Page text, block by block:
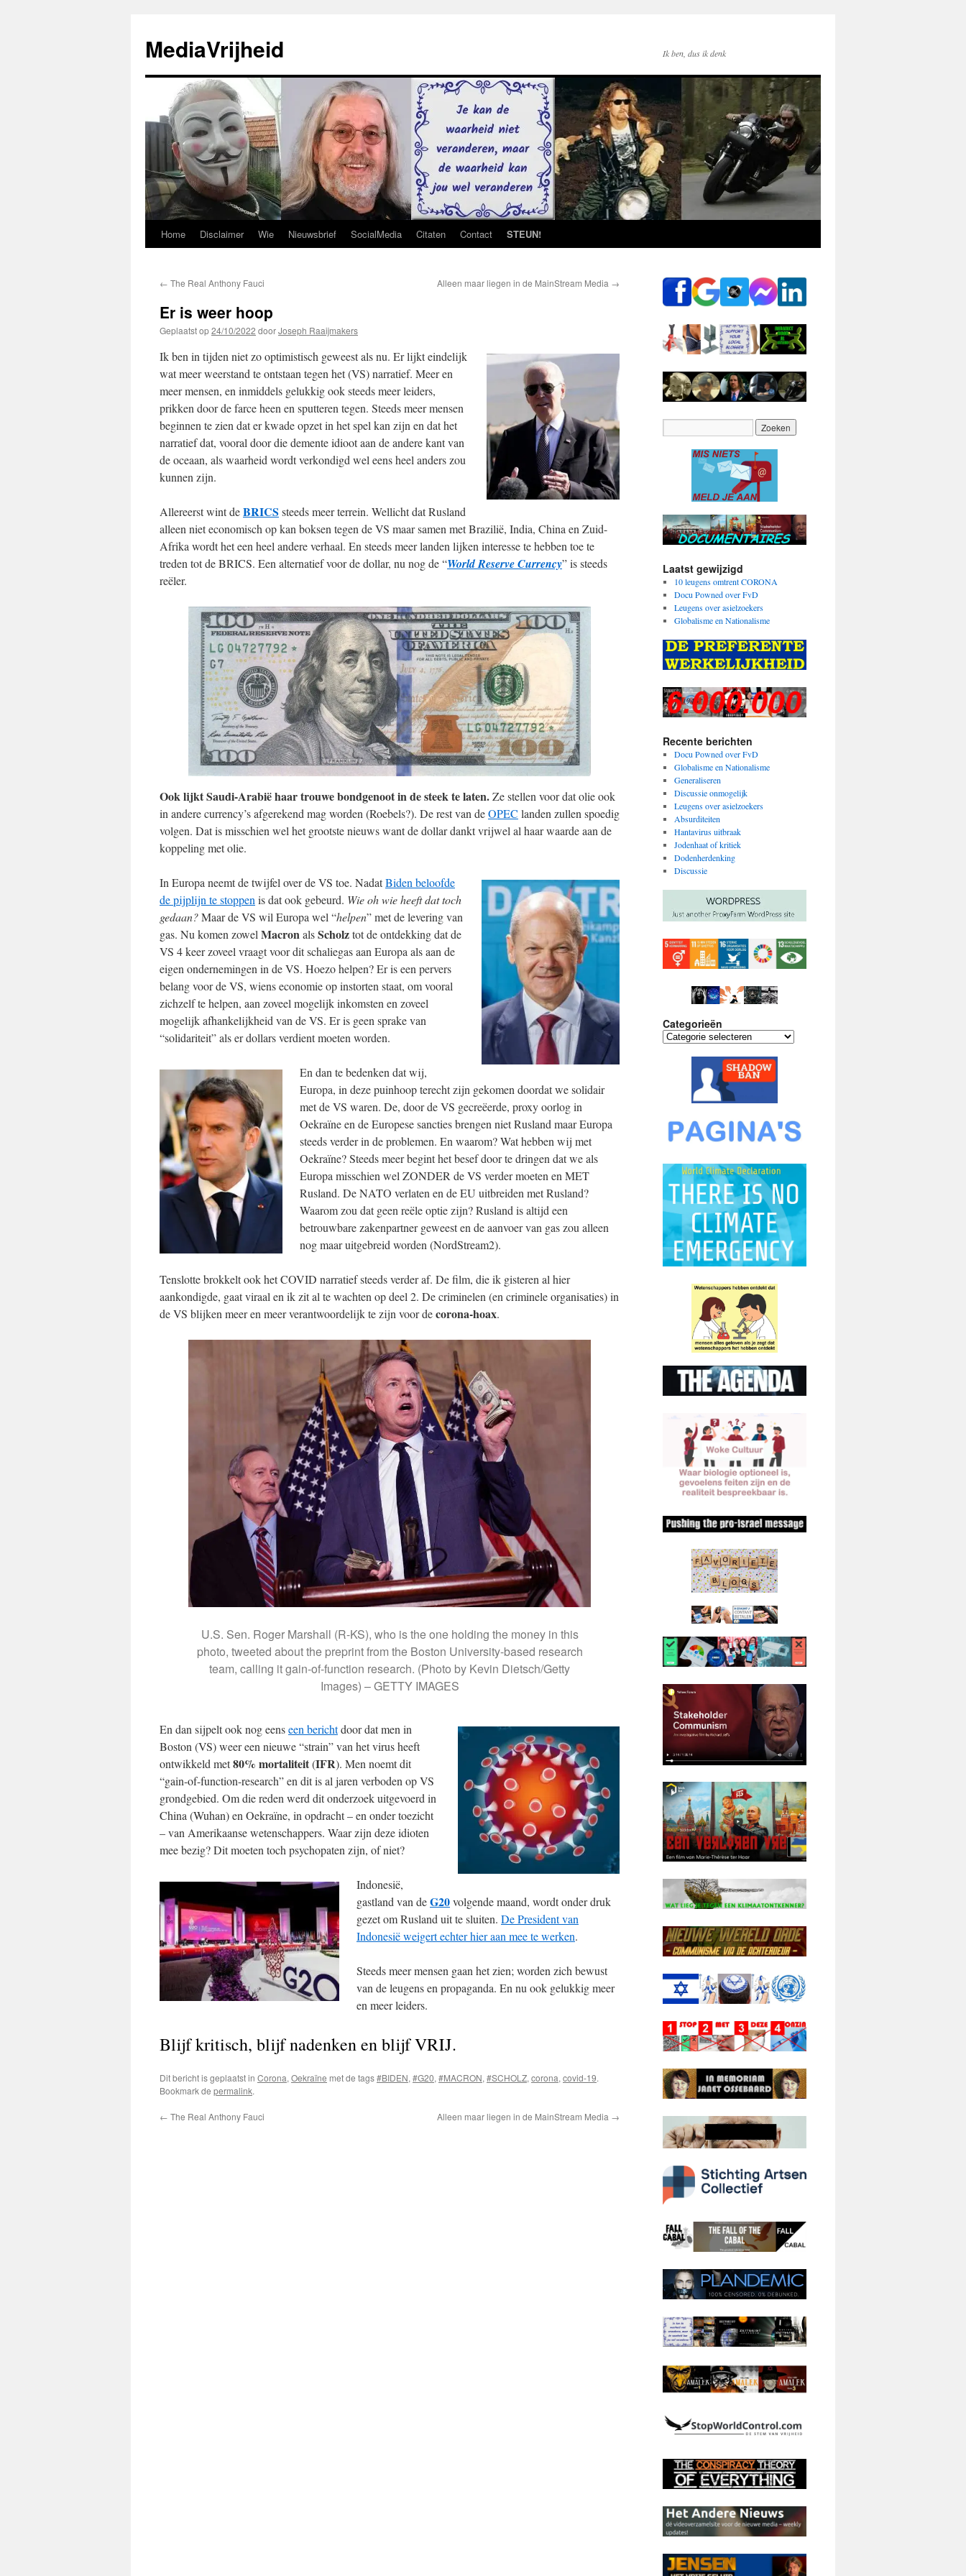
de
inhoud
MediaVrijheid Ik ben, dus ik denk
Home Disclaimer Wie Nieuwsbrief SocialMedia Citaten Contact STEUN!
← The Real Anthony Fauci Alleen maar liegen in de MainStream Media →
Er is weer hoop
Geplaatst op24/10/2022 doorJoseph Raaijmakers
Ik ben in tijden niet zo optimistisch geweest als nu. Er lijkt eindelijk
wat meer weerstand te ontstaan tegen het (VS) narratief. Meer en
meer mensen, en inmiddels gelukkig ook steeds meer leiders,
prikken door de farce heen en sputteren tegen. Steeds meer mensen
beginnen te zien dat er kwade opzet in het spel kan zijn en dat het
narratief dat, vooral door die demente idioot aan de andere kant van
de oceaan, als waarheid wordt verkondigd wel eens heel anders zou
kunnen zijn.
Allereerst wint deBRICS steeds meer terrein. Wellicht dat Rusland
alleen niet economisch op kan boksen tegen de VS maar samen met Brazilië, India, China en Zuid-
Afrika wordt het een heel andere verhaal. En steeds meer landen lijken interesse te hebben toe te
treden tot de BRICS. Een alternatief voor de dollar, nu nog de “World Reserve Currency” is steeds
reëler.
Ook lijkt Saudi-Arabië haar trouwe bondgenoot in de steek te laten.Ze stellen voor dat olie ook
in andere currency’s afgerekend mag worden (Roebels?). De rest van deOPEC landen zullen spoedig
volgen. Dat is misschien wel het grootste nieuws want de dollar dankt vrijwel al haar waarde aan de
koppeling met olie.
In Europa neemt de twijfel over de VS toe. NadatBiden beloofde
de pijplijn te stoppen is dat ook gebeurd. Wie oh wie heeft dat toch
gedaan?Maar de VS wil Europa wel “helpen” met de levering van
gas. Nu komen zowel MacronalsScholztot de ontdekking dat de
VS 4 keer zoveel vraagt voor dit schaliegas aan Europa als aan de
eigen ondernemingen in de VS. Hoezo helpen? Er is een pervers
belang voor de VS, wiens economie op instorten staat, om vooral
zichzelf te helpen, aan zoveel mogelijk inkomsten en zoveel
mogelijk afhankelijkheid van de VS. Er is geen sprake van
“solidariteit” als er dollars verdient moeten worden.
En dan te bedenken dat wij,
Europa, in deze puinhoop terecht zijn gekomen doordat we solidair
met de VS waren. De, door de VS gecreëerde, proxy oorlog in
Oekraïne en de Europese sancties brengen niet Rusland maar Europa
steeds verder in de problemen. En waarom? Wat hebben wij met
Oekraïne? Steeds meer begint het besef door te dringen dat we als
Europa misschien wel ZONDER de VS verder moeten en MET
Rusland. De NATO verlaten en de EU uitbreiden met Rusland?
Waarom zou dat geen reële optie zijn? Rusland is altijd een
betrouwbare zakenpartner geweest en de aanvoer van gas zou alleen
nog maar uitgebreid worden (NordStream2).
Tenslotte brokkelt ook het COVID narratief steeds verder af. De film, die ik gisteren al hier
aankondigde, gaat viraal en ik zit al te wachten op deel 2. De criminelen (en criminele organisaties) in
de VS blijken meer en meer verantwoordelijk te zijn voor decorona-hoax.
U.S. Sen. Roger Marshall (R-KS), who is the one holding the money in this
photo, tweeted about the preprint from the Boston University-based research
team, calling it gain-of-function research. (Photo by Kevin Dietsch/Getty
Images) – GETTY IMAGES
En dan sijpelt ook nog eenseen berichtdoor dat men in
Boston (VS) weer een nieuwe “strain” van het virus heeft
ontwikkeld met80% mortaliteit(IFR). Men noemt dit
“gain-of-function-research” en dit is al jaren verboden op VS
grondgebied. Om die reden werd dit onderzoek uitgevoerd in
China (Wuhan) en Oekraïne, in opdracht – en onder toezicht
– van Amerikaanse wetenschappers. Waar zijn deze idioten
mee bezig? Dit moeten toch psychopaten zijn, of niet?
Indonesië,
gastland van deG20volgende maand, wordt onder druk
gezet om Rusland uit te sluiten. De President van
Indonesië weigert echter hier aan mee te werken.
Steeds meer mensen gaan het zien; worden zich bewust
van de leugens en propaganda. En nu ook gelukkig meer
en meer leiders.
Blijf kritisch, blijf nadenken en blijf VRIJ.
Dit bericht is geplaatst in Corona, Oekraïne met de tags#BIDEN, #G20, #MACRON, #SCHOLZ, corona, covid-19.
Bookmark de permalink.
← The Real Anthony Fauci Alleen maar liegen in de MainStream Media →
Laatst gewijzigd
10 leugens omtrent CORONA
Docu Powned over FvD
Leugens over asielzoekers
Globalisme en Nationalisme
Recente berichten
Docu Powned over FvD
Globalisme en Nationalisme
Generaliseren
Discussie onmogelijk
Leugens over asielzoekers
Absurditeiten
Hantavirus uitbraak
Jodenhaat of kritiek
Dodenherdenking
Discussie
Categorieën
Categorieën